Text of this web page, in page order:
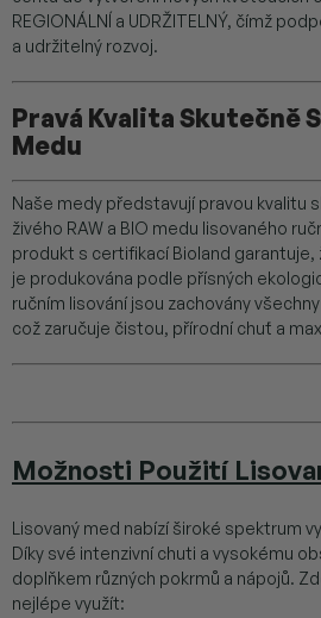
REGIONÁLNÍ a UDRŽITELNÝ, čímž
a udržitelný rozvoj.
Pravá Kvalita Skutečně
Medu
Naše medy představují pravou kvalitu
živého RAW a BIO medu lisovaného
produkt s certifikací Bioland garantuje,
je produkována podle přísných
ručním lisování jsou zachovány
což zaručuje čistou, přírodní chuť a
Možnosti Použití
Lisovaný med nabízí široké spektrum
Díky své intenzivní chuti a vysokému
doplňkem různých pokrmů a nápojů.
nejlépe využít: